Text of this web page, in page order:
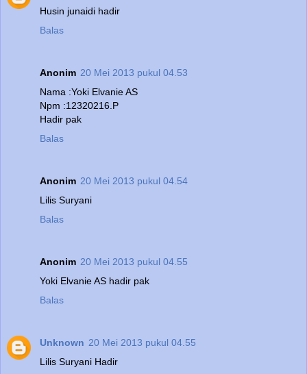
Husin junaidi hadir
Balas
Anonim 20 Mei 2013 pukul 04.53
Nama :Yoki Elvanie AS
Npm :12320216.P
Hadir pak
Balas
Anonim 20 Mei 2013 pukul 04.54
Lilis Suryani
Balas
Anonim 20 Mei 2013 pukul 04.55
Yoki Elvanie AS hadir pak
Balas
Unknown 20 Mei 2013 pukul 04.55
Lilis Suryani Hadir